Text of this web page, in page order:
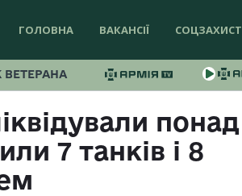
ГОЛОВНА ВАКАНСІЇ СОЦЗАХИСТ
ВЕТЕРАНА
понад
7 танків і 8